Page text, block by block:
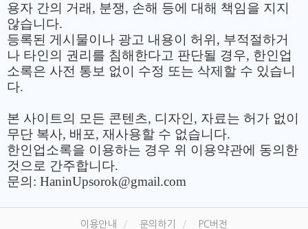
용자 간의 거래, 분쟁, 손해 등에 대해 책임을 지지
않습니다.
등록된 게시물이나 광고 내용이 허위, 부적절하거
나 타인의 권리를 침해한다고 판단될 경우, 한인업
소록은 사전 통보 없이 수정 또는 삭제할 수 있습니
다.
본 사이트의 모든 콘텐츠, 디자인, 자료는 허가 없이
무단 복사, 배포, 재사용할 수 없습니다.
한인업소록을 이용하는 경우 위 이용약관에 동의한
것으로 간주합니다.
문의: HaninUpsorok@gmail.com
이용안내 문의하기 PC버전